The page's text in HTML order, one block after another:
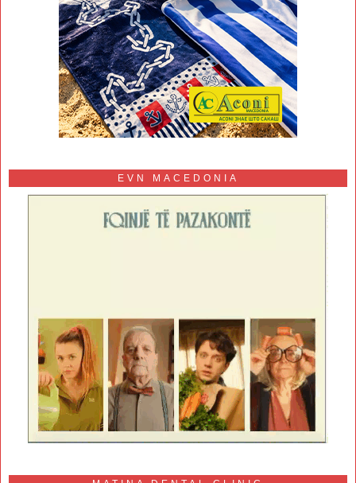
EVN MACEDONIA